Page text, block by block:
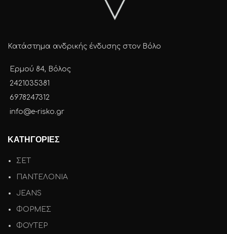
Κατάστημα ανδρικής ένδυσης στον Βόλο
Ερμού 84, Βόλος
2421035381
6978247312
info@e-risko.gr
ΚΑΤΗΓΟΡΙΕΣ
ΣΕΤ
ΠΑΝΤΕΛΟΝΙΑ
JEANS
ΦΟΡΜΕΣ
ΦΟΥΤΕΡ